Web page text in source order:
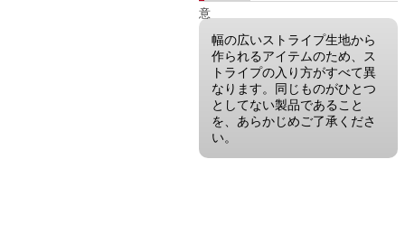
意
幅の広いストライプ生地から
作られるアイテムのため、ス
トライプの入り方がすべて異
なります。同じものがひとつ
としてない製品であること
を、あらかじめご了承くださ
い。